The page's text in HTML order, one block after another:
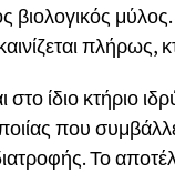
βιολογικός μύλος.
πλήρως,
στο ίδιο κτήριο
που
Το